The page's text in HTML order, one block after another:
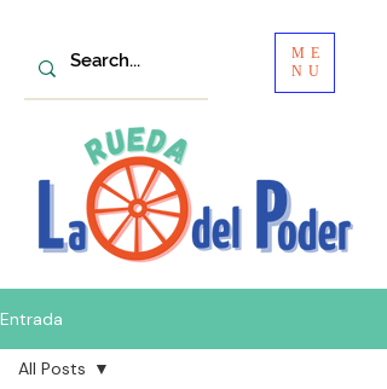
ME
NU
Entrada
All Posts